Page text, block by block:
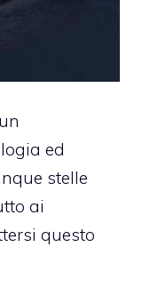
ed
stelle
ai
questo